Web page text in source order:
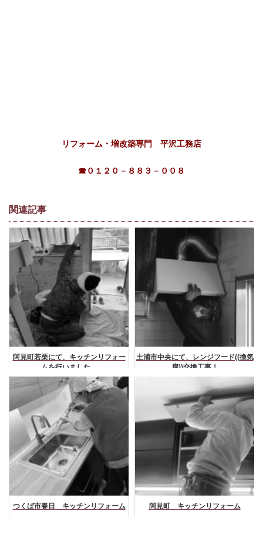
リフォーム・増改築専門 平沢工務店
☎０１２０－８８３－００８
関連記事
阿見町若栗にて、キッチンリフォー
ムを行いました。
土浦市中央にて、レンジフード((換気
扇))交換工事！
つくば市春日 キッチンリフォーム 阿見町 キッチンリフォーム